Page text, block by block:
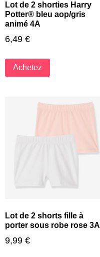
Lot de 2 shorties Harry
Potter® bleu aop/gris
animé 4A
6,49 €
Achetez
Lot de 2 shorts fille à
porter sous robe rose 3A
9,99 €